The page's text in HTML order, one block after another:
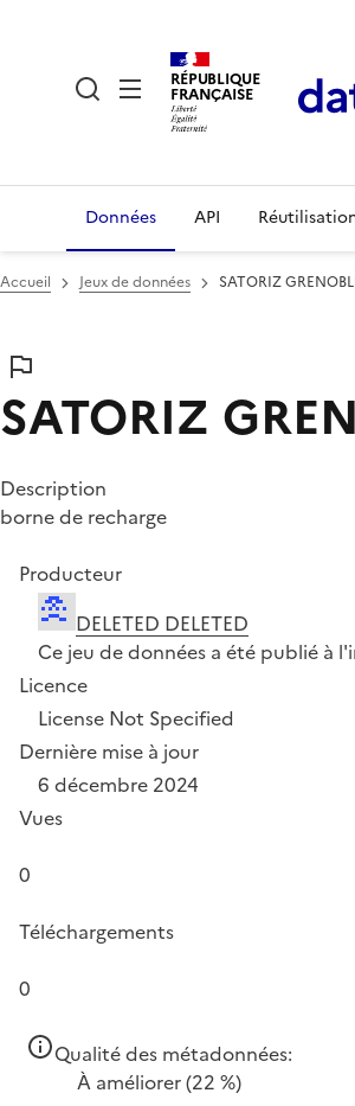
RÉPUBLIQUE
FRANÇAISE
Données API
Accueil Jeux de données SATORIZ
SATORIZ
Description
borne de recharge
Producteur
DELETED DELETED
Ce jeu de données a été publié à
Licence
License Not Specified
Dernière mise à jour
6 décembre 2024
Vues
0
Téléchargements
0
Qualité des métadonnées:
À améliorer(22 %)